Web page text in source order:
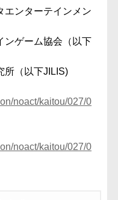
エンターテインメン
ンゲーム協会（以下
所（以下JILIS)
noact/kaitou/027/0
noact/kaitou/027/0